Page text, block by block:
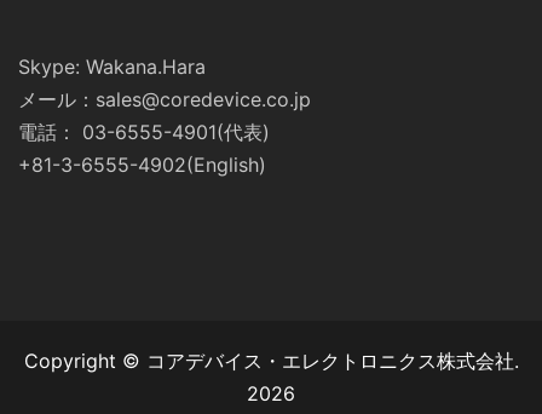
Skype: Wakana.Hara
メール：sales@coredevice.co.jp
電話： 03-6555-4901(代表)
+81-3-6555-4902(English)
Copyright © コアデバイス・エレクトロニクス株式会社.
2026